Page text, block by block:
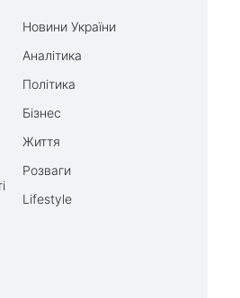
Новини України
Аналітика
Політика
Бізнес
Життя
Розваги
Lifestyle